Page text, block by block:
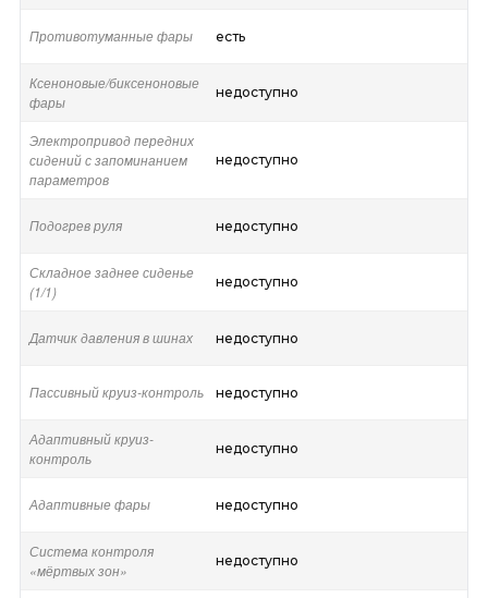
Противотуманные фары есть
Ксеноновые/биксеноновые
фары
недоступно
Электропривод передних
сидений с запоминанием
параметров
недоступно
Подогрев руля недоступно
Складное заднее сиденье
(1/1)
недоступно
Датчик давления в шинах недоступно
Пассивный круиз-контроль недоступно
Адаптивный круиз-
контроль
недоступно
Адаптивные фары недоступно
Система контроля
«мёртвых зон»
недоступно